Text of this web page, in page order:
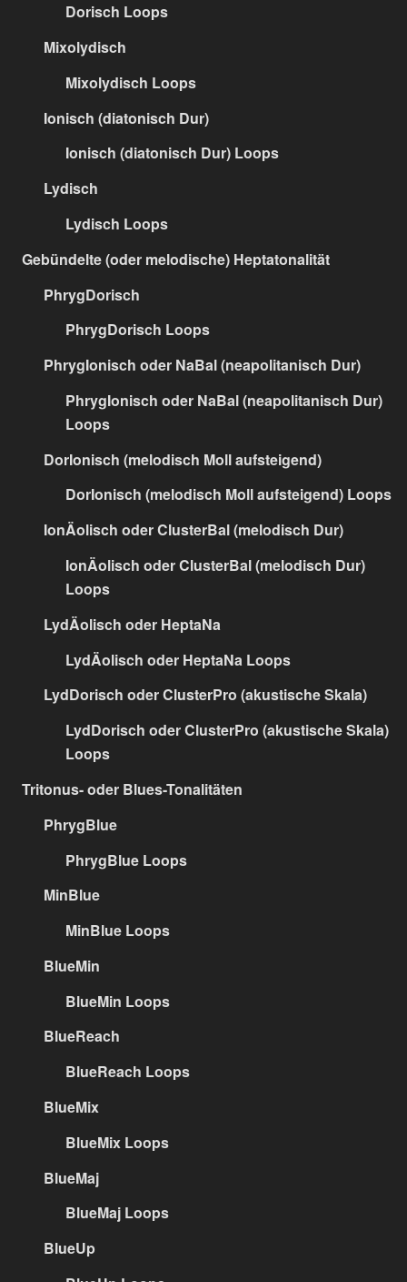
Dorisch Loops
Mixolydisch
Mixolydisch Loops
Ionisch (diatonisch Dur)
Ionisch (diatonisch Dur) Loops
Lydisch
Lydisch Loops
Gebündelte (oder melodische) Heptatonalität
PhrygDorisch
PhrygDorisch Loops
PhrygIonisch oder NaBal (neapolitanisch Dur)
PhrygIonisch oder NaBal (neapolitanisch Dur)
Loops
DorIonisch (melodisch Moll aufsteigend)
DorIonisch (melodisch Moll aufsteigend) Loops
IonÄolisch oder ClusterBal (melodisch Dur)
IonÄolisch oder ClusterBal (melodisch Dur)
Loops
LydÄolisch oder HeptaNa
LydÄolisch oder HeptaNa Loops
LydDorisch oder ClusterPro (akustische Skala)
LydDorisch oder ClusterPro (akustische Skala)
Loops
Tritonus- oder Blues-Tonalitäten
PhrygBlue
PhrygBlue Loops
MinBlue
MinBlue Loops
BlueMin
BlueMin Loops
BlueReach
BlueReach Loops
BlueMix
BlueMix Loops
BlueMaj
BlueMaj Loops
BlueUp